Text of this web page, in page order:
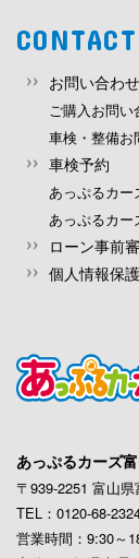
CONTACT
お問い合わせ
ご購入お問い
車検・整備お
車検予約
あっぷるカー
あっぷるカ
ローン事前
個人情報保
あっぷるカーズ
〒939-2251 富山
TEL：0120-68-
営業時間：9:30～